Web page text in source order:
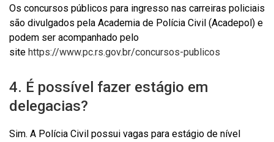
Os concursos públicos para ingresso nas carreiras policiais
são divulgados pela Academia de Polícia Civil (Acadepol) e
podem ser acompanhado pelo
site https://www.pc.rs.gov.br/concursos-publicos
4. É possível fazer estágio em
delegacias?
Sim. A Polícia Civil possui vagas para estágio de nível